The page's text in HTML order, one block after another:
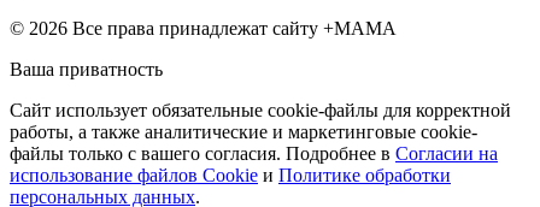
© 2026 Все права принадлежат сайту +МАМА
Ваша приватность
Сайт использует обязательные cookie-файлы для корректной
работы, а также аналитические и маркетинговые cookie-
файлы только с вашего согласия. Подробнее в Согласии на
использование файлов Cookie и Политике обработки
персональных данных.